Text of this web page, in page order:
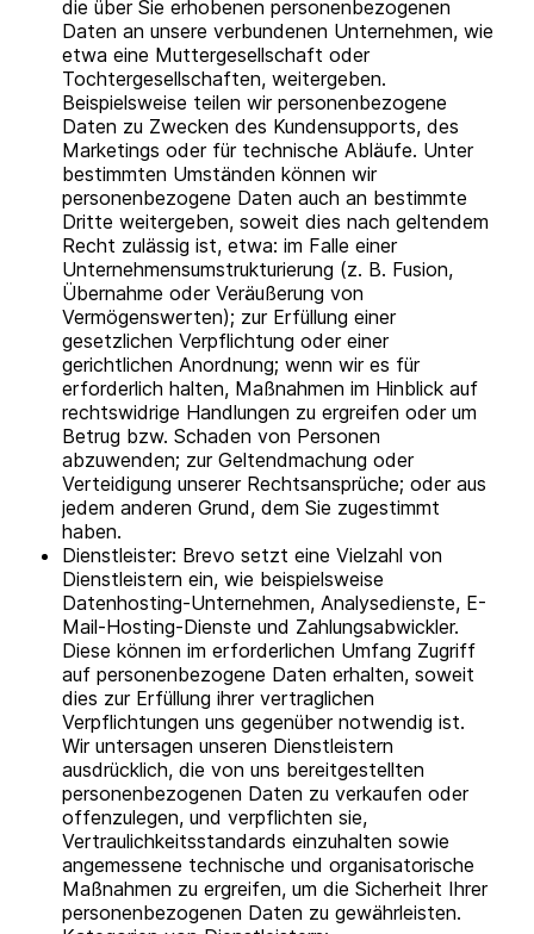
die über Sie erhobenen personenbezogenen
Daten an unsere verbundenen Unternehmen, wie
etwa eine Muttergesellschaft oder
Tochtergesellschaften, weitergeben.
Beispielsweise teilen wir personenbezogene
Daten zu Zwecken des Kundensupports, des
Marketings oder für technische Abläufe. Unter
bestimmten Umständen können wir
personenbezogene Daten auch an bestimmte
Dritte weitergeben, soweit dies nach geltendem
Recht zulässig ist, etwa: im Falle einer
Unternehmensumstrukturierung (z. B. Fusion,
Übernahme oder Veräußerung von
Vermögenswerten); zur Erfüllung einer
gesetzlichen Verpflichtung oder einer
gerichtlichen Anordnung; wenn wir es für
erforderlich halten, Maßnahmen im Hinblick auf
rechtswidrige Handlungen zu ergreifen oder um
Betrug bzw. Schaden von Personen
abzuwenden; zur Geltendmachung oder
Verteidigung unserer Rechtsansprüche; oder aus
jedem anderen Grund, dem Sie zugestimmt
haben.
Dienstleister: Brevo setzt eine Vielzahl von
Dienstleistern ein, wie beispielsweise
Datenhosting-Unternehmen, Analysedienste, E-
Mail-Hosting-Dienste und Zahlungsabwickler.
Diese können im erforderlichen Umfang Zugriff
auf personenbezogene Daten erhalten, soweit
dies zur Erfüllung ihrer vertraglichen
Verpflichtungen uns gegenüber notwendig ist.
Wir untersagen unseren Dienstleistern
ausdrücklich, die von uns bereitgestellten
personenbezogenen Daten zu verkaufen oder
offenzulegen, und verpflichten sie,
Vertraulichkeitsstandards einzuhalten sowie
angemessene technische und organisatorische
Maßnahmen zu ergreifen, um die Sicherheit Ihrer
personenbezogenen Daten zu gewährleisten.